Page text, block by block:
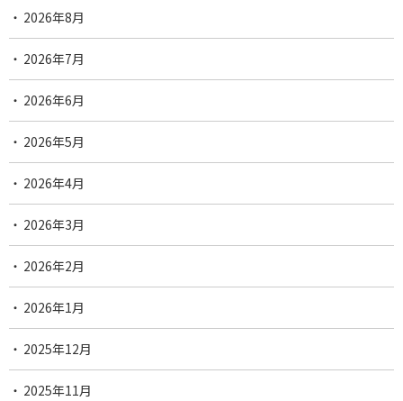
2026年8月
2026年7月
2026年6月
2026年5月
2026年4月
2026年3月
2026年2月
2026年1月
2025年12月
2025年11月